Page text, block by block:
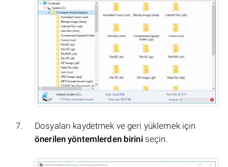
Dosyaları kaydetmek ve geri yüklemek için
önerilen yöntemlerden biriniseçin.